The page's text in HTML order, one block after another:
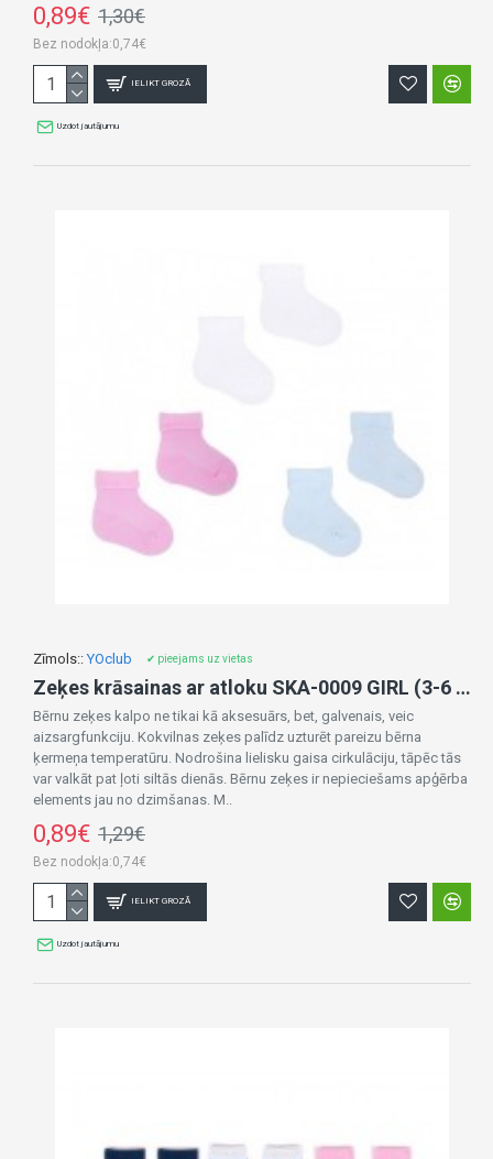
0,89€ 1,30€
Bez nodokļa:0,74€
IELIKT GROZĀ
Uzdot jautājumu
Zīmols:: YOclub ✔ pieejams uz vietas
Zeķes krāsainas ar atloku SKA-0009 GIRL (3-6 mēn.)
Bērnu zeķes kalpo ne tikai kā aksesuārs, bet, galvenais, veic
aizsargfunkciju. Kokvilnas zeķes palīdz uzturēt pareizu bērna
ķermeņa temperatūru. Nodrošina lielisku gaisa cirkulāciju, tāpēc tās
var valkāt pat ļoti siltās dienās. Bērnu zeķes ir nepieciešams apģērba
elements jau no dzimšanas. M..
0,89€ 1,29€
Bez nodokļa:0,74€
IELIKT GROZĀ
Uzdot jautājumu